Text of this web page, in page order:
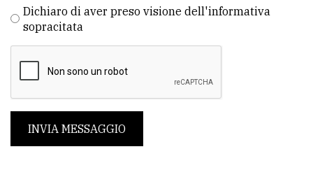
Dichiaro di aver preso visione dell'informativa
sopracitata
INVIA MESSAGGIO